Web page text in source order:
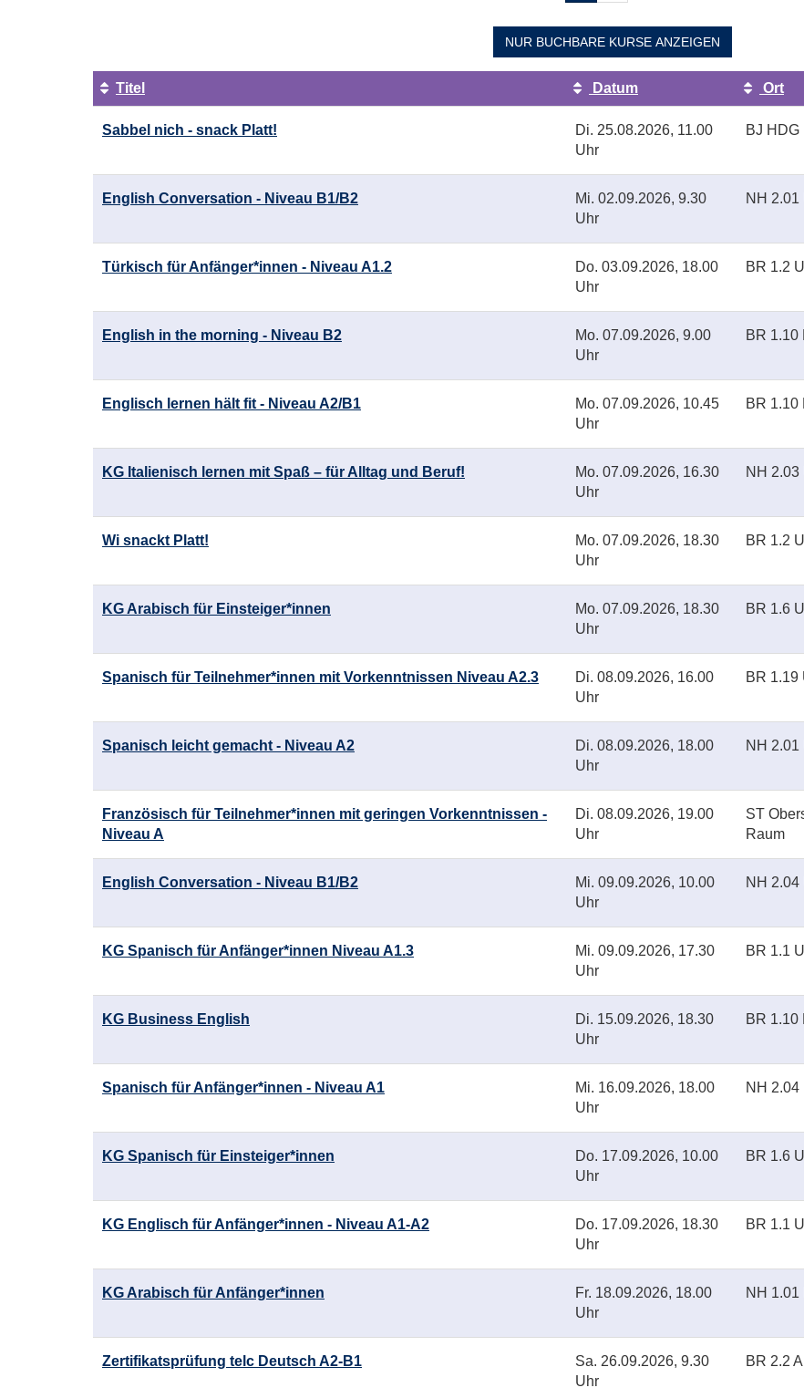
NUR BUCHBARE KURSE ANZEIGEN
Tabellenüberschriften
sortiert
werden.
Titel Datum Ort
Sabbel nich - snack Platt!
Di. 25.08.2026, 11.00
Uhr
BJ HDG
English Conversation - Niveau B1/B2 Mi. 02.09.2026, 9.30
Uhr
NH 2.01
Türkisch für Anfänger*innen - Niveau A1.2 Do. 03.09.2026, 18.00
Uhr
BR 1.2
English in the morning - Niveau B2 Mo. 07.09.2026, 9.00
Uhr
BR 1.10
Englisch lernen hält fit - Niveau A2/B1 Mo. 07.09.2026, 10.45
Uhr
BR 1.10
KG Italienisch lernen mit Spaß – für Alltag und Beruf! Mo. 07.09.2026, 16.30
Uhr
NH 2.03
Wi snackt Platt! Mo. 07.09.2026, 18.30
Uhr
BR 1.2
KG Arabisch für Einsteiger*innen Mo. 07.09.2026, 18.30
Uhr
BR 1.6
Spanisch für Teilnehmer*innen mit Vorkenntnissen Niveau A2.3 Di. 08.09.2026, 16.00
Uhr
BR 1.19
Spanisch leicht gemacht - Niveau A2 Di. 08.09.2026, 18.00
Uhr
NH 2.01
Französisch für Teilnehmer*innen mit geringen Vorkenntnissen -
Niveau A
Di. 08.09.2026, 19.00
Uhr
ST
Raum
English Conversation - Niveau B1/B2 Mi. 09.09.2026, 10.00
Uhr
NH 2.04
KG Spanisch für Anfänger*innen Niveau A1.3 Mi. 09.09.2026, 17.30
Uhr
BR 1.1
KG Business English Di. 15.09.2026, 18.30
Uhr
BR 1.10
Spanisch für Anfänger*innen - Niveau A1 Mi. 16.09.2026, 18.00
Uhr
NH 2.04
KG Spanisch für Einsteiger*innen Do. 17.09.2026, 10.00
Uhr
BR 1.6
KG Englisch für Anfänger*innen - Niveau A1-A2 Do. 17.09.2026, 18.30
Uhr
BR 1.1
KG Arabisch für Anfänger*innen Fr. 18.09.2026, 18.00
Uhr
NH 1.01
Zertifikatsprüfung telc Deutsch A2-B1 Sa. 26.09.2026, 9.30
Uhr
BR 2.2